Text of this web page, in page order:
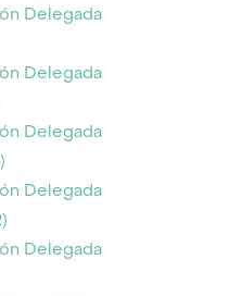
Delegada
Delegada
Delegada
Delegada
Delegada